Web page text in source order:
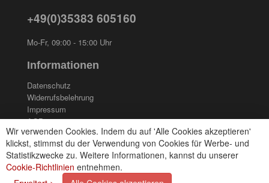
Wir verwenden Cookies. Indem du auf 'Alle Cookies akzeptieren'
klickst, stimmst du der Verwendung von Cookies für Werbe- und
Statistikzwecke zu. Weitere Informationen, kannst du unserer
Cookie-Richtlinien entnehmen.
+49(0)35383 605160
Mo-Fr, 09:00 - 15:00 Uhr
Informationen
Datenschutz
Widerrufsbelehrung
Impressum
AGB
Kontakt
Cookies einstellungen
Zahlungsarten